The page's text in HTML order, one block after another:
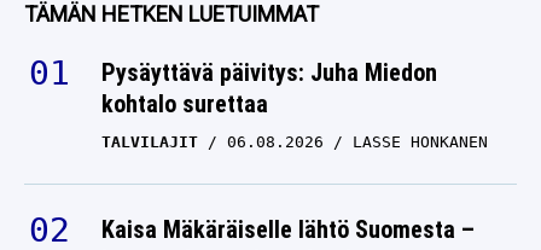
kohtalo surettaa
TALVILAJIT 06.08.2026
Kaisa Mäkäräiselle lähtö Suomesta –
kyse uudesta aluevaltauksesta